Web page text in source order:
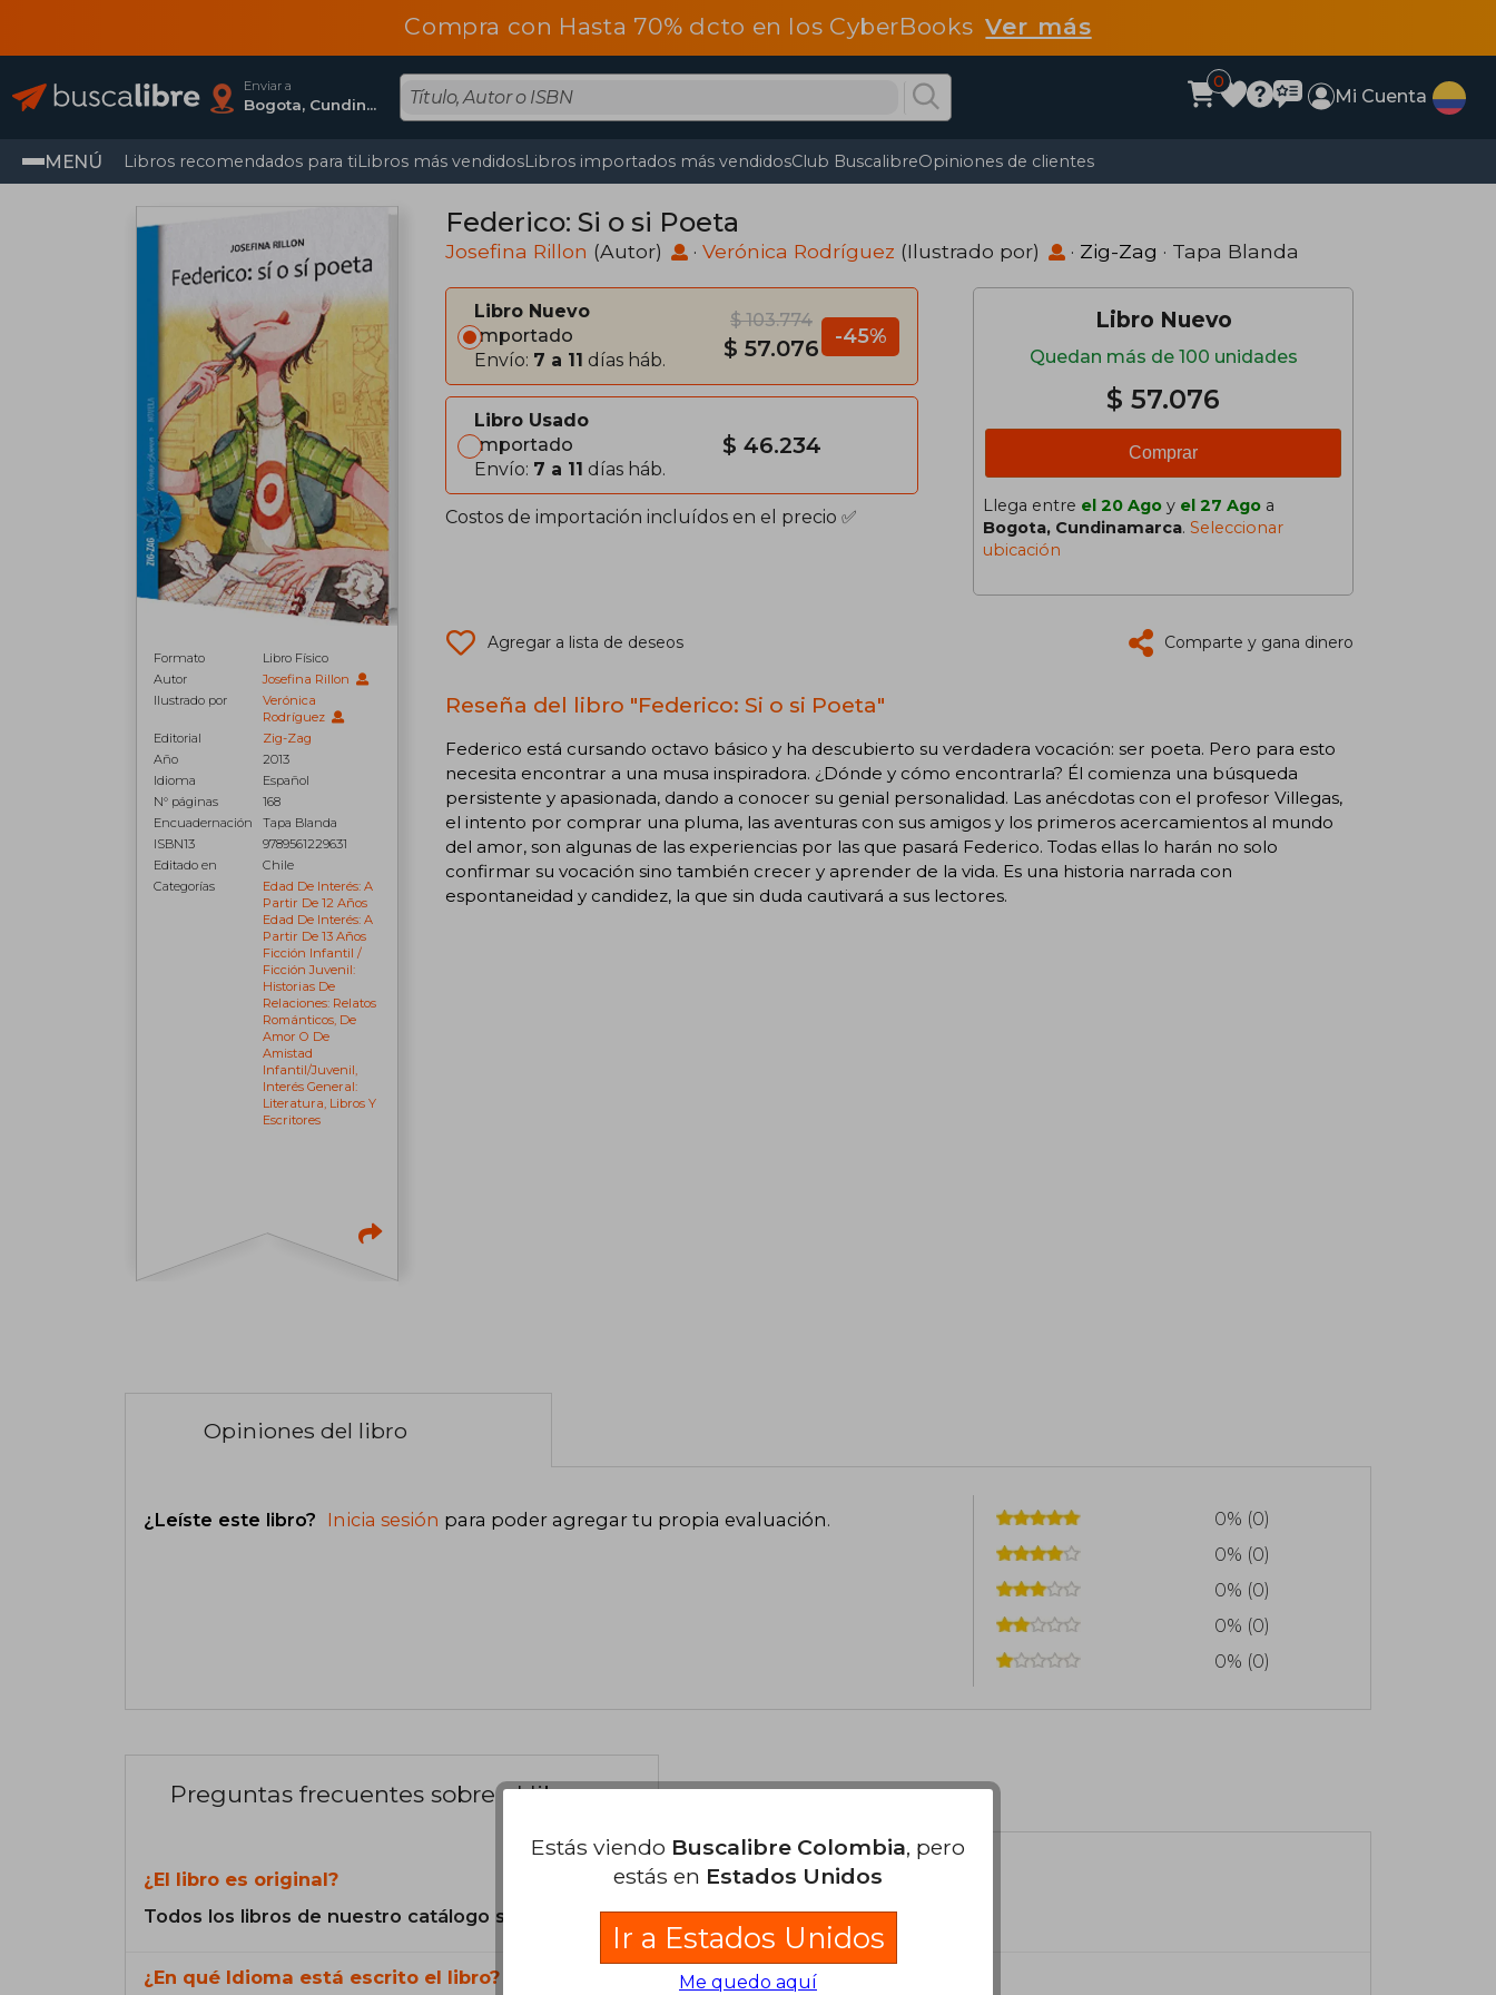
Compra con Hasta 70% dcto en los CyberBooksVer más
Enviar a
Bogota, Cundinamarca
0
Mi Cuenta
MENÚ Libros recomendados para tiLibros más vendidosLibros importados más vendidosClub BuscalibreOpiniones de clientes
Formato
Libro Físico
Autor
Josefina Rillon
Ilustrado por
Verónica
Rodríguez
Editorial
Zig-Zag
Año
2013
Idioma
Español
N° páginas
168
Encuadernación
Tapa Blanda
ISBN13
9789561229631
Editado en
Chile
Categorías
Edad De Interés: A
Partir De 12 Años
Edad De Interés: A
Partir De 13 Años
Ficción Infantil /
Ficción Juvenil:
Historias De
Relaciones: Relatos
Románticos, De
Amor O De
Amistad
Infantil/juvenil,
Interés General:
Literatura, Libros Y
Escritores
Federico: Si o si Poeta
Josefina Rillon (Autor) · Verónica Rodríguez (Ilustrado por) · Zig-Zag · Tapa Blanda
Libro Nuevo
Importado
Envío: 7 a 11 días háb.
$ 103.774
$ 57.076 -45%
Libro Usado
Importado
Envío: 7 a 11 días háb.
$ 46.234
Costos de importación incluídos en el precio ✅
Libro Nuevo
Quedan más de 100 unidades
$ 57.076
Comprar
Llega entre el 20 Ago y el 27 Ago a
Bogota, Cundinamarca. Seleccionar
ubicación
Agregar a lista de deseos Comparte y gana dinero
Reseña del libro "Federico: Si o si Poeta"
Federico está cursando octavo básico y ha descubierto su verdadera vocación: ser poeta. Pero para esto
necesita encontrar a una musa inspiradora. ¿Dónde y cómo encontrarla? Él comienza una búsqueda
persistente y apasionada, dando a conocer su genial personalidad. Las anécdotas con el profesor Villegas,
el intento por comprar una pluma, las aventuras con sus amigos y los primeros acercamientos al mundo
del amor, son algunas de las experiencias por las que pasará Federico. Todas ellas lo harán no solo
confirmar su vocación sino también crecer y aprender de la vida. Es una historia narrada con
espontaneidad y candidez, la que sin duda cautivará a sus lectores.
Opiniones del libro
¿Leíste este libro? Inicia sesión para poder agregar tu propia evaluación.
0% (0)
0% (0)
0% (0)
0% (0)
0% (0)
Preguntas frecuentes sobre el libro
¿El libro es original?
Todos los libros de nuestro catálogo son Originales.
¿En qué Idioma está escrito el libro?
Estás viendo Buscalibre Colombia, pero
estás en Estados Unidos
Ir a Estados Unidos
Me quedo aquí